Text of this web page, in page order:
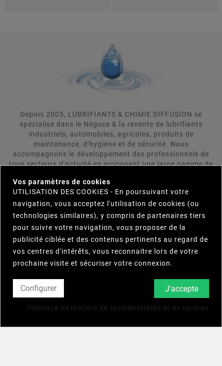
Depuis 2005, LUBRIFIANTS & CHIMIE DIFFUSION se
spécialise dans le Négoce & la revente de lubrifiants
industriels, automobiles, agricoles, produits de
maintenance, d'hygiène et de sécurité. Nous
accompagnons le développement des professionnels de
tous secteurs d'activité en proposant une large gamme de
clients. LUBRIFIANTS & CHIMIE DIFFUSION se positionne
comme votre interlocuteur unique et s'engage à trouver
pour vous le produit répondant le plus précisement et le
plus efficacement à vos besoins. Parcourez notre
catalogue et n'hésitez pas à nous contacter.
INFORMATIONS
NOTRE SOCIÉTÉ 
VOTRE COMPTE 
Vos paramètres de cookies
UTILISATION DES COOKIES - En poursuivant votre
navigation, vous acceptez l'utilisation de cookies (ou
technologies similaires), y compris de partenaires tiers
pour suivre votre navigation, vous proposer de la
publicité ciblée et des contenus pertinents au regard de
vos centres d'intérêts, vous reconnaitre lors de votre
prochaine visite et sécuriser votre connexion.
J'accepte
Configurer
Politique en matière de confidentialité et de cookies